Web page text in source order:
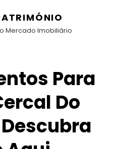
Mercado Imobiliário
Para
Do